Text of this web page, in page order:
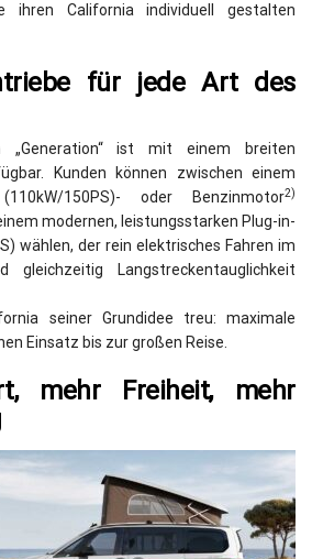
ihren California individuell gestalten
für jede Art des
„Generation“ ist mit einem breiten
Kunden können zwischen einem
150PS)- oder Benzinmotor2)
modernen, leistungsstarken Plug-in-
wählen, der rein elektrisches Fahren im
gleichzeitig Langstreckentauglichkeit
seiner Grundidee treu: maximale
Einsatz bis zur großen Reise.
mehr Freiheit, mehr